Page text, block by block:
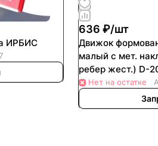
ИРБИС
636 ₽/шт
Движок
малый с мет.
ребер жест.) D-
Нет на остатке